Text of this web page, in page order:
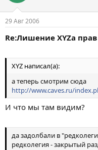
29 Авг 2006
Re:Лишение XYZа
XYZ написал(а):
а теперь смотрим сюда
http://www.caves.ru/
И что мы там видим?
да задолбали в
редколегия - закрытый